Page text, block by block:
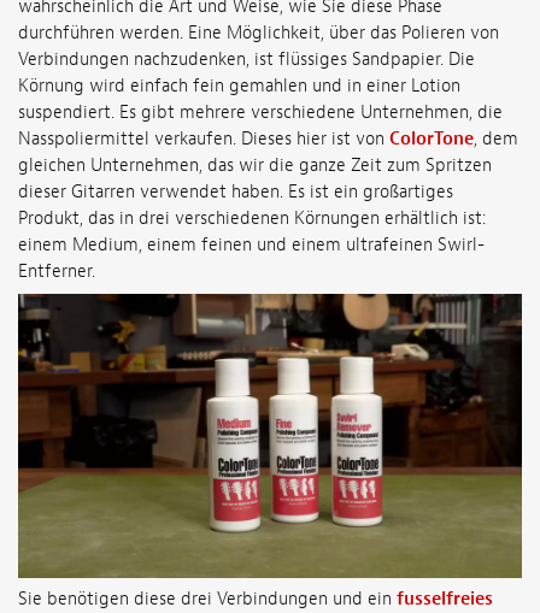
wahrscheinlich die Art und Weise, wie Sie diese Phase
durchführen werden. Eine Möglichkeit, über das Polieren von
Verbindungen nachzudenken, ist flüssiges Sandpapier. Die
Körnung wird einfach fein gemahlen und in einer Lotion
suspendiert. Es gibt mehrere verschiedene Unternehmen, die
Nasspoliermittel verkaufen. Dieses hier ist von ColorTone, dem
gleichen Unternehmen, das wir die ganze Zeit zum Spritzen
dieser Gitarren verwendet haben. Es ist ein großartiges
Produkt, das in drei verschiedenen Körnungen erhältlich ist:
einem Medium, einem feinen und einem ultrafeinen Swirl-
Entferner.
Sie benötigen diese drei Verbindungen und ein fusselfreies